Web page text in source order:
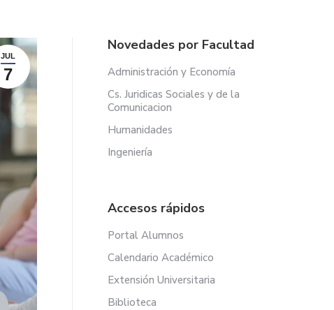
JUL
7
Novedades por Facultad
Administración y Economía
Cs. Juridicas Sociales y de la
Comunicacion
Humanidades
Ingeniería
Accesos rápidos
Portal Alumnos
Calendario Académico
Extensión Universitaria
Biblioteca